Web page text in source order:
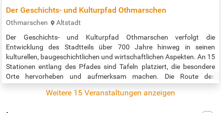
Der Geschichts- und Kulturpfad Othmarschen
Othmarschen
Altstadt
Der Geschichts- und Kulturpfad Othmarschen verfolgt die
Entwicklung des Stadtteils über 700 Jahre hinweg in seinen
kulturellen, baugeschichtlichen und wirtschaftlichen Aspekten. An 15
Stationen entlang des Pfades sind Tafeln platziert, die besondere
Orte hervorheben und aufmerksam machen. Die Route des
ist speziell für Fahrradtouren ausgelegt. Je nach Tempo dauert sie
Weitere 15 Veranstaltungen anzeigen